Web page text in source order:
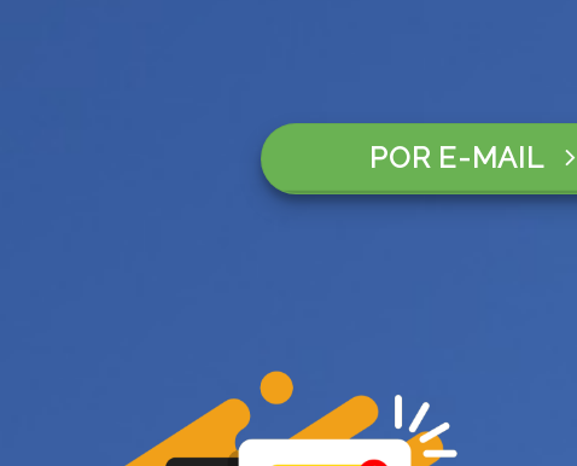
POR E-MAIL